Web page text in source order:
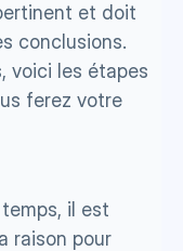
et doit
conclusions.
voici les étapes
ferez votre
il est
raison pour